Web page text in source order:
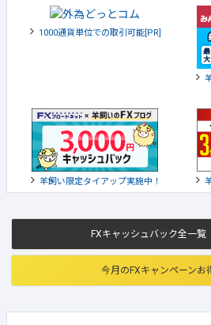
FXキャッシュバック全一覧
今月のFXキャンペーンお
1000通貨単位での取引可能[PR]
羊飼い限定タイアップ実施中！